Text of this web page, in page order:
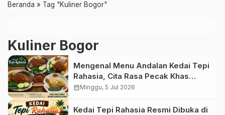
Beranda » Tag "Kuliner Bogor"
Kuliner Bogor
Mengenal Menu Andalan Kedai Tepi
Rahasia, Cita Rasa Pecak Khas
dengan Sambal Rempah Formula
calendar_monthMinggu, 5 Jul 2026
Kedai Tepi Rahasia Resmi Dibuka di